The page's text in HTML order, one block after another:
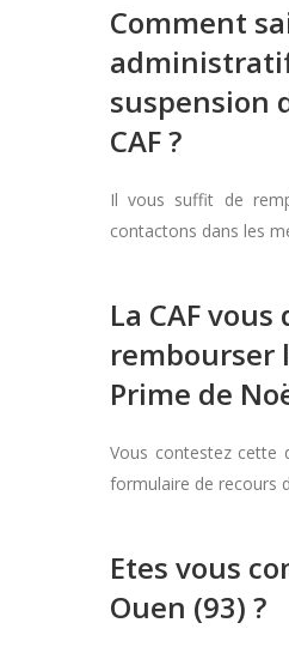
Comment
suspension
CAF ?
Il vous suffit de
contactons dans les
La CAF
rembourser
Prime de
Vous contestez cette
formulaire de recours
Etes vous
Ouen (93) ?